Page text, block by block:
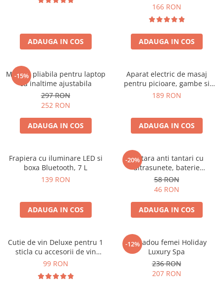
ADAUGA IN COS
166 RON
ADAUGA IN COS
-15%
Masuta pliabila pentru laptop
cu inaltime ajustabila
297 RON
252 RON
ADAUGA IN COS
Aparat electric de masaj
pentru picioare, gambe si
brate
189 RON
ADAUGA IN COS
Frapiera cu iluminare LED si
boxa Bluetooth, 7 L
139 RON
ADAUGA IN COS
-20%
Bratara anti tantari cu
ultrasunete, baterie
reincarcabila 90mAh
58 RON
46 RON
ADAUGA IN COS
Cutie de vin Deluxe pentru 1
sticla cu accesorii de vin
incluse piele ecologica de
99 RON
-12%
Set cadou femei Holiday
Luxury Spa
236 RON
207 RON